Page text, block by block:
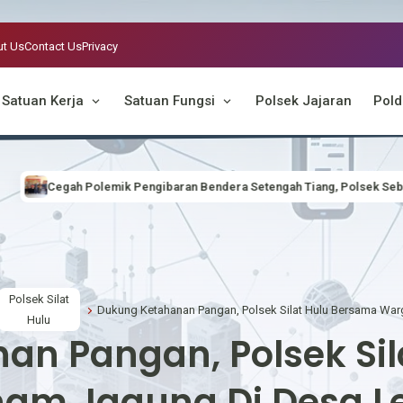
UsContact UsPrivacy
Satuan Kerja Satuan Fungsi Polsek Jajaran
Setengah Tiang, Polsek Seberuang Gelar Musyawarah Bersama
Polsek Silat
Hulu
Pangan, Polsek